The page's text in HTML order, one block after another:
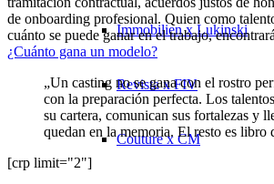
Immobilien x Lukinski
Revista x FIV
Couture x CM
de onboarding profesional. Quien como
cuánto se puede ganar en el trabajo,
¿Cuánto gana un modelo?
„Un casting no se gana con el rostro
con la preparación perfecta. Los
su cartera, comunican sus fortalezas y
quedan en la memoria. El resto es libro
[crp limit="2"]